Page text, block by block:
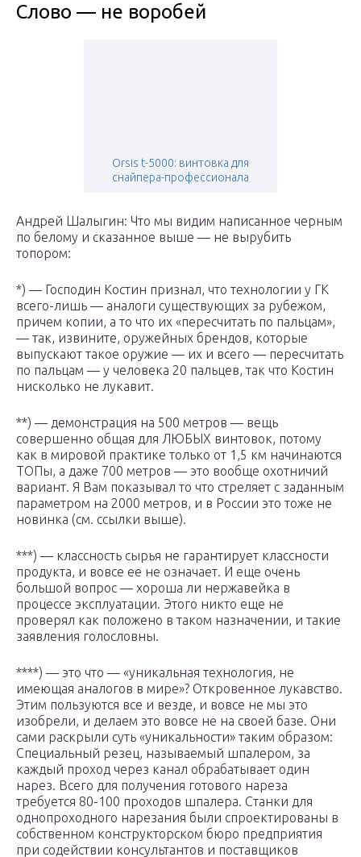
Слово — не воробей
Orsis t-5000: винтовка для
снайпера-профессионала
Андрей Шалыгин: Что мы видим написанное черным
по белому и сказанное выше — не вырубить
топором:
*) — Господин Костин признал, что технологии у ГК
всего-лишь — аналоги существующих за рубежом,
причем копии, а то что их «пересчитать по пальцам»,
— так, извините, оружейных брендов, которые
выпускают такое оружие — их и всего — пересчитать
по пальцам — у человека 20 пальцев, так что Костин
нисколько не лукавит.
**) — демонстрация на 500 метров — вещь
совершенно общая для ЛЮБЫХ винтовок, потому
как в мировой практике только от 1,5 км начинаются
ТОПы, а даже 700 метров — это вообще охотничий
вариант. Я Вам показывал то что стреляет с заданным
параметром на 2000 метров, и в России это тоже не
новинка (см. ссылки выше).
***) — классность сырья не гарантирует классности
продукта, и вовсе ее не означает. И еще очень
большой вопрос — хороша ли нержавейка в
процессе эксплуатации. Этого никто еще не
проверял как положено в таком назначении, и такие
заявления голословны.
****) — это что — «уникальная технология, не
имеющая аналогов в мире»? Откровенное лукавство.
Этим пользуются все и везде, и вовсе не мы это
изобрели, и делаем это вовсе не на своей базе. Они
сами раскрыли суть «уникальности» таким образом:
Специальный резец, называемый шпалером, за
каждый проход через канал обрабатывает один
нарез. Всего для получения готового нареза
требуется 80-100 проходов шпалера. Станки для
однопроходного нарезания были спроектированы в
собственном конструкторском бюро предприятия
при содействии консультантов и поставщиков